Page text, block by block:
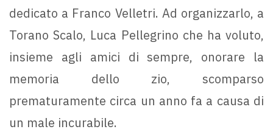
dedicato a Franco Velletri. Ad organizzarlo, a
Torano Scalo, Luca Pellegrino che ha voluto,
insieme agli amici di sempre, onorare la
memoria dello zio, scomparso
prematuramente circa un anno fa a causa di
un male incurabile.